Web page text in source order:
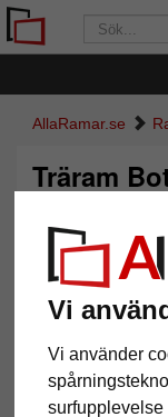
Vi
Vi använder
surfupplevelse
AllaRamar.se
Träram